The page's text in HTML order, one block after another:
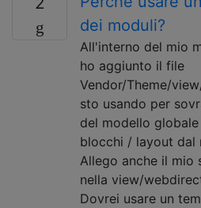
dei moduli?
All'interno del mio
ho aggiunto il file
Vendor/Theme/
sto usando per
del modello
blocchi / layout dal
Allego anche il mio
nella view/
Dovrei usare un